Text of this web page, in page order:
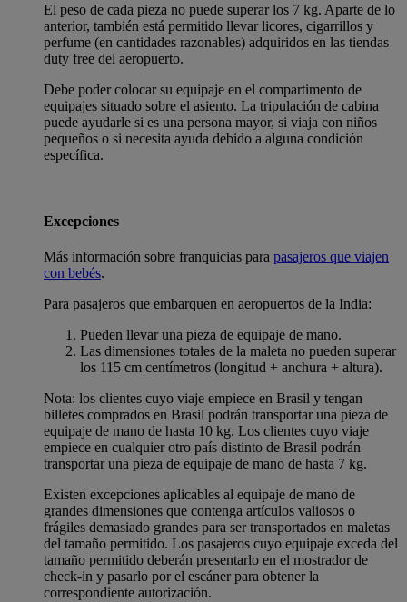
El peso de cada pieza no puede superar los 7 kg. Aparte de lo
anterior, también está permitido llevar licores, cigarrillos y
perfume (en cantidades razonables) adquiridos en las tiendas
duty free del aeropuerto.
Debe poder colocar su equipaje en el compartimento de
equipajes situado sobre el asiento. La tripulación de cabina
puede ayudarle si es una persona mayor, si viaja con niños
pequeños o si necesita ayuda debido a alguna condición
específica.
Excepciones
Más información sobre franquicias para pasajeros que viajen
con bebés.
Para pasajeros que embarquen en aeropuertos de la India:
Pueden llevar una pieza de equipaje de mano.
Las dimensiones totales de la maleta no pueden superar
los 115 cm centímetros (longitud + anchura + altura).
Nota: los clientes cuyo viaje empiece en Brasil y tengan
billetes comprados en Brasil podrán transportar una pieza de
equipaje de mano de hasta 10 kg. Los clientes cuyo viaje
empiece en cualquier otro país distinto de Brasil podrán
transportar una pieza de equipaje de mano de hasta 7 kg.
Existen excepciones aplicables al equipaje de mano de
grandes dimensiones que contenga artículos valiosos o
frágiles demasiado grandes para ser transportados en maletas
del tamaño permitido. Los pasajeros cuyo equipaje exceda del
tamaño permitido deberán presentarlo en el mostrador de
check-in y pasarlo por el escáner para obtener la
correspondiente autorización.